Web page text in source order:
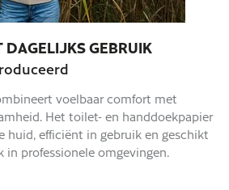
DAGELIJKS GEBRUIK
voelbaar comfort met
Het toilet- en handdoekpapier
huid, efficiënt in gebruik en geschikt
in professionele omgevingen.